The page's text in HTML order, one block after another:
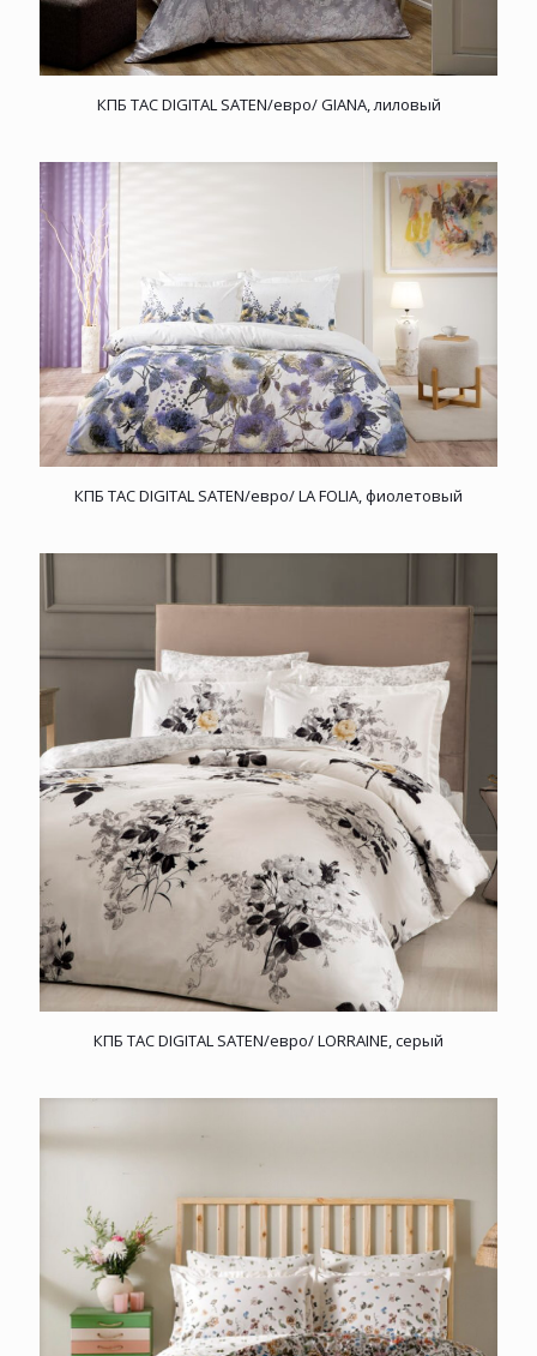
КПБ TAC DIGITAL SATEN/евро/ GIANA, лиловый
КПБ TAC DIGITAL SATEN/евро/ LA FOLIA, фиолетовый
КПБ TAC DIGITAL SATEN/евро/ LORRAINE, серый